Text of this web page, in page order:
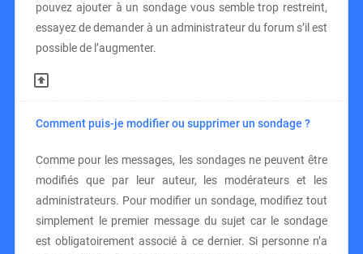
pouvez ajouter à un sondage vous semble trop restreint,
essayez de demander à un administrateur du forum s’il est
possible de l’augmenter.
Comment puis-je modifier ou supprimer un sondage ?
Comme pour les messages, les sondages ne peuvent être
modifiés que par leur auteur, les modérateurs et les
administrateurs. Pour modifier un sondage, modifiez tout
simplement le premier message du sujet car le sondage
est obligatoirement associé à ce dernier. Si personne n’a